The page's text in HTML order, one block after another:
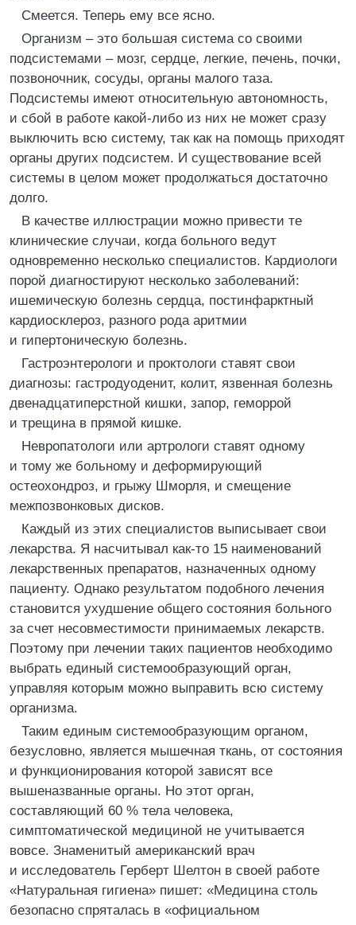
Смеется. Теперь ему все ясно.
Организм – это большая система со своими
подсистемами – мозг, сердце, легкие, печень, почки,
позвоночник, сосуды, органы малого таза.
Подсистемы имеют относительную автономность,
и сбой в работе какой-либо из них не может сразу
выключить всю систему, так как на помощь приходят
органы других подсистем. И существование всей
системы в целом может продолжаться достаточно
долго.
В качестве иллюстрации можно привести те
клинические случаи, когда больного ведут
одновременно несколько специалистов. Кардиологи
порой диагностируют несколько заболеваний:
ишемическую болезнь сердца, постинфарктный
кардиосклероз, разного рода аритмии
и гипертоническую болезнь.
Гастроэнтерологи и проктологи ставят свои
диагнозы: гастродуоденит, колит, язвенная болезнь
двенадцатиперстной кишки, запор, геморрой
и трещина в прямой кишке.
Невропатологи или артрологи ставят одному
и тому же больному и деформирующий
остеохондроз, и грыжу Шморля, и смещение
межпозвонковых дисков.
Каждый из этих специалистов выписывает свои
лекарства. Я насчитывал как-то 15 наименований
лекарственных препаратов, назначенных одному
пациенту. Однако результатом подобного лечения
становится ухудшение общего состояния больного
за счет несовместимости принимаемых лекарств.
Поэтому при лечении таких пациентов необходимо
выбрать единый системообразующий орган,
управляя которым можно выправить всю систему
организма.
Таким единым системообразующим органом,
безусловно, является мышечная ткань, от состояния
и функционирования которой зависят все
вышеназванные органы. Но этот орган,
составляющий 60 % тела человека,
симптоматической медициной не учитывается
вовсе. Знаменитый американский врач
и исследователь Герберт Шелтон в своей работе
«Натуральная гигиена» пишет: «Медицина столь
безопасно спряталась в «официальном